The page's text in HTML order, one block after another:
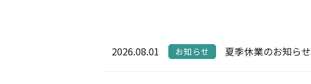
2026.08.01 お知らせ 夏季休業のお知らせ